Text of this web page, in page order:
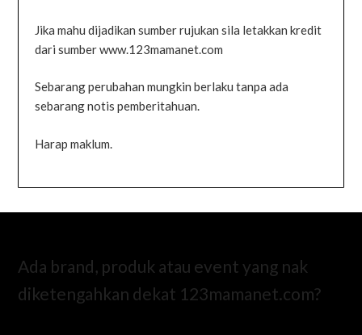
Jika mahu dijadikan sumber rujukan sila letakkan kredit
dari sumber www.123mamanet.com
Sebarang perubahan mungkin berlaku tanpa ada
sebarang notis pemberitahuan.
Harap maklum.
Ada brand, produk atau event yang nak
diketengahkan dekat 123mamanet.com?